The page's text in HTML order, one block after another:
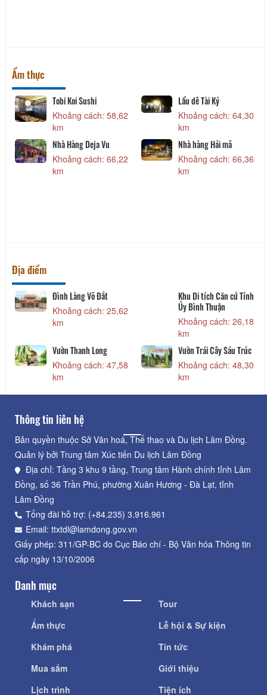
Ẩm thực
Tobi Koi Sushi
Khoảng cách: 58,62
km
Lẩu dê Tài Ký
Khoảng cách: 64,30
km
Nhà Hàng Deja Vu
Khoảng cách: 66,22
km
Nhà hàng Hải mã
Khoảng cách: 66,36
km
Địa điểm
Đình Làng Võ Đắt
Khoảng cách: 25,62
km
Khu Di tích Căn cứ Tỉnh
Ủy Bình Thuận
Khoảng cách: 26,18
km
Vườn Thanh Long
Khoảng cách: 47,58
km
Vườn Trái Cây Sáu Trúc
Khoảng cách: 48,30
km
Thông tin liên hệ
Bản quyền thuộc Sở Văn hoá, Thể thao và Du lịch Lâm Đồng.
Quản lý bởi Trung tâm Xúc tiến Du lịch Lâm Đồng
Địa chỉ: Tầng 3 khu 9 tầng, Trung tâm Hành chính tỉnh Lâm
Đồng, số 36 Trần Phú, phường Xuân Hương - Đà Lạt, tỉnh
Lâm Đồng
Tổng đài hỗ trợ: (+84.235) 3.916.961
Email: ttxtdl@lamdong.gov.vn
Giấy phép: 311/GP-BC do Cục Báo chí - Bộ Văn hóa Thông tin
cấp ngày 13/10/2006
Danh mục
Khách sạn
Ẩm thực
Khám phá
Mua sắm
Lịch trình
Tour
Lễ hội & Sự kiện
Tin tức
Giới thiệu
Tiện ích